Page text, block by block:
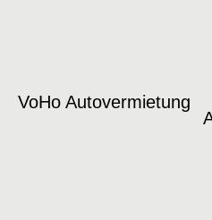
VoHo Autovermietung